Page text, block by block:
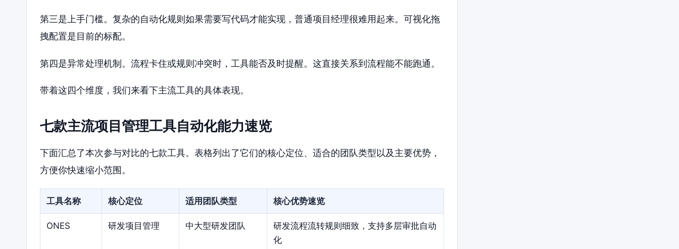
第三是上手门槛。复杂的自动化规则如果需要写代码才能实现，普通项目经理很难用起来。可视化拖
拽配置是目前的标配。
第四是异常处理机制。流程卡住或规则冲突时，工具能否及时提醒。这直接关系到流程能不能跑通。
带着这四个维度，我们来看下主流工具的具体表现。
七款主流项目管理工具自动化能力速览
下面汇总了本次参与对比的七款工具。表格列出了它们的核心定位、适合的团队类型以及主要优势，
方便你快速缩小范围。
工具名称 核心定位 适用团队类型 核心优势速览
ONES 研发项目管理 中大型研发团队
研发流程流转规则细致，支持多层审批自动
化